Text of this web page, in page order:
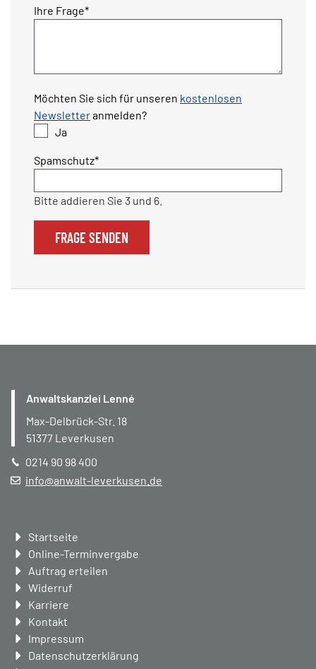
Pflichtfeld
Ihre Frage*
Möchten Sie sich für unseren kostenlosen
Newsletteranmelden?
Ja
Pflichtfeld
Spamschutz*
Bitte addieren Sie 3 und 6.
FRAGE SENDEN
Anwaltskanzlei Lenné
Max-Delbrück-Str. 18
51377 Leverkusen
0214 90 98 400
info@anwalt-leverkusen.de
Navigation
überspringen
Startseite
Online-Terminvergabe
Auftrag erteilen
Widerruf
Karriere
Kontakt
Impressum
Datenschutzerklärung